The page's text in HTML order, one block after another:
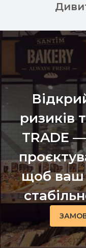
ризиків
TRADE
щоб ваш